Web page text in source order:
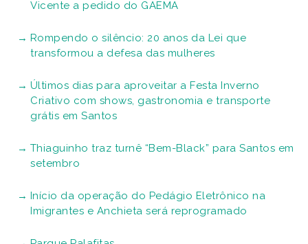
Vicente a pedido do GAEMA
Rompendo o silêncio: 20 anos da Lei que
transformou a defesa das mulheres
Últimos dias para aproveitar a Festa Inverno
Criativo com shows, gastronomia e transporte
grátis em Santos
Thiaguinho traz turnê “Bem-Black” para Santos em
setembro
Início da operação do Pedágio Eletrônico na
Imigrantes e Anchieta será reprogramado